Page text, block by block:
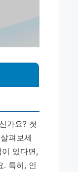
가요? 첫
펴보세
있다면,
. 특히, 인